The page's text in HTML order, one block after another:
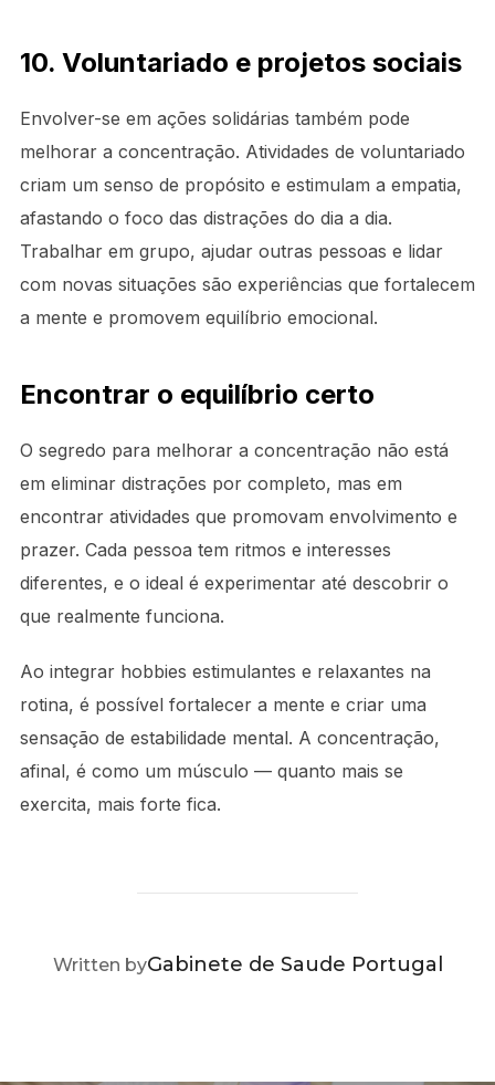
10. Voluntariado e projetos sociais
Envolver-se em ações solidárias também pode
melhorar a concentração. Atividades de voluntariado
criam um senso de propósito e estimulam a empatia,
afastando o foco das distrações do dia a dia.
Trabalhar em grupo, ajudar outras pessoas e lidar
com novas situações são experiências que fortalecem
a mente e promovem equilíbrio emocional.
Encontrar o equilíbrio certo
O segredo para melhorar a concentração não está
em eliminar distrações por completo, mas em
encontrar atividades que promovam envolvimento e
prazer. Cada pessoa tem ritmos e interesses
diferentes, e o ideal é experimentar até descobrir o
que realmente funciona.
Ao integrar hobbies estimulantes e relaxantes na
rotina, é possível fortalecer a mente e criar uma
sensação de estabilidade mental. A concentração,
afinal, é como um músculo — quanto mais se
exercita, mais forte fica.
POST AUTHOR
Written byGabinete de Saude Portugal